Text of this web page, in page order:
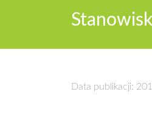
Data publikacji: